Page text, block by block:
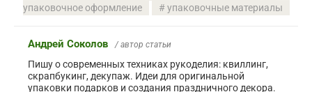
упаковочное оформление
упаковочные материалы
Андрей Соколов / автор статьи
Пишу о современных техниках рукоделия: квиллинг,
скрапбукинг, декупаж. Идеи для оригинальной
упаковки подарков и создания праздничного декора.